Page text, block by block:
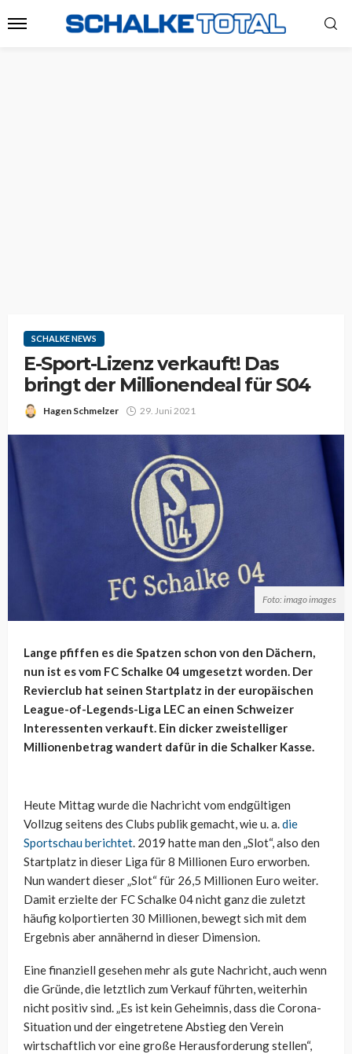
SCHALKE NEWS
E-Sport-Lizenz verkauft! Das
bringt der Millionendeal für S04
Hagen Schmelzer 29. Juni 2021
Foto: imago images
Lange pfiffen es die Spatzen schon von den Dächern,
nun ist es vom FC Schalke 04 umgesetzt worden. Der
Revierclub hat seinen Startplatz in der europäischen
League-of-Legends-Liga LEC an einen Schweizer
Interessenten verkauft. Ein dicker zweistelliger
Millionenbetrag wandert dafür in die Schalker Kasse.
Heute Mittag wurde die Nachricht vom endgültigen
Vollzug seitens des Clubs publik gemacht, wie u. a.die
Sportschau berichtet. 2019 hatte man den „Slot“, also den
Startplatz in dieser Liga für 8 Millionen Euro erworben.
Nun wandert dieser „Slot“ für 26,5 Millionen Euro weiter.
Damit erzielte der FC Schalke 04 nicht ganz die zuletzt
häufig kolportierten 30 Millionen, bewegt sich mit dem
Ergebnis aber annähernd in dieser Dimension.
Eine finanziell gesehen mehr als gute Nachricht, auch wenn
die Gründe, die letztlich zum Verkauf führten, weiterhin
nicht positiv sind. „Es ist kein Geheimnis, dass die Corona-
Situation und der eingetretene Abstieg den Verein
wirtschaftlich vor eine große Herausforderung stellen“,